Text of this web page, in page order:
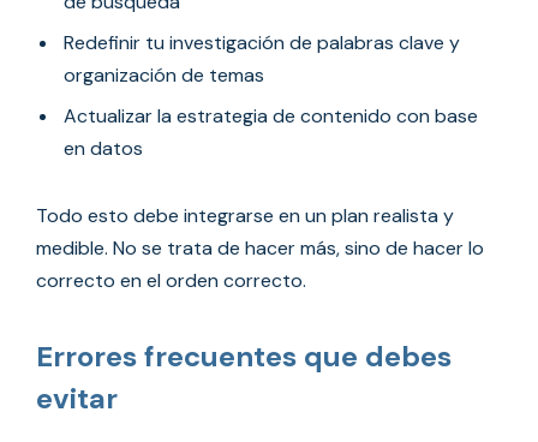
Redefinir tu investigación de palabras clave y
organización de temas
Actualizar la estrategia de contenido con base
en datos
Todo esto debe integrarse en un plan realista y
medible. No se trata de hacer más, sino de hacer lo
correcto en el orden correcto.
Errores frecuentes que debes
evitar